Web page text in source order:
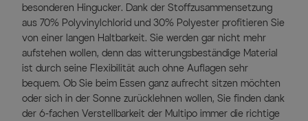
besonderen Hingucker. Dank der Stoffzusammensetzung
aus 70% Polyvinylchlorid und 30% Polyester profitieren Sie
von einer langen Haltbarkeit. Sie werden gar nicht mehr
aufstehen wollen, denn das witterungsbeständige Material
ist durch seine Flexibilität auch ohne Auflagen sehr
bequem. Ob Sie beim Essen ganz aufrecht sitzen möchten
oder sich in der Sonne zurücklehnen wollen, Sie finden dank
der 6-fachen Verstellbarkeit der Multipo immer die richtige